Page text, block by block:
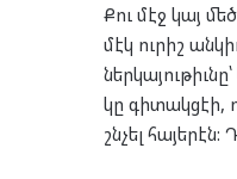
Քու մէջ կայ
մէկ ուրիշ
կը գիտակցէի,
շնչել